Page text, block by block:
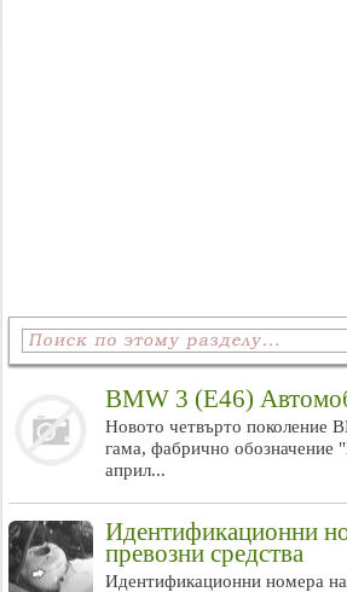
BMW 3 (E46)
Новото четвърто поколение
гама, фабрично обозначение
април...
Идентификационни
превозни средства
Идентификационни номера